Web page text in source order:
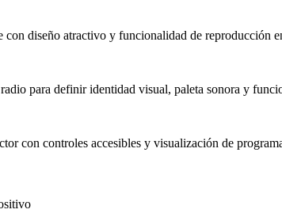
con diseño atractivo y funcionalidad de reproducción
para definir identidad visual, paleta sonora y
con controles accesibles y visualización de